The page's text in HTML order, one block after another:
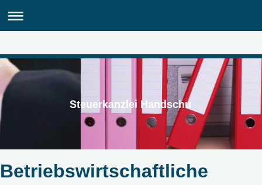
Steuerkanzlei Handschu
Betriebswirtschaftliche